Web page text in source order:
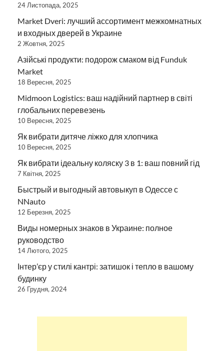
24 Листопада, 2025
Market Dveri: лучший ассортимент межкомнатных
и входных дверей в Украине
2 Жовтня, 2025
Азійські продукти: подорож смаком від Funduk
Market
18 Вересня, 2025
Midmoon Logistics: ваш надійний партнер в світі
глобальних перевезень
10 Вересня, 2025
Як вибрати дитяче ліжко для хлопчика
10 Вересня, 2025
Як вибрати ідеальну коляску 3 в 1: ваш повний гід
7 Квітня, 2025
Быстрый и выгодный автовыкуп в Одессе с
NNauto
12 Березня, 2025
Виды номерных знаков в Украине: полное
руководство
14 Лютого, 2025
Інтер’єр у стилі кантрі: затишок і тепло в вашому
будинку
26 Грудня, 2024